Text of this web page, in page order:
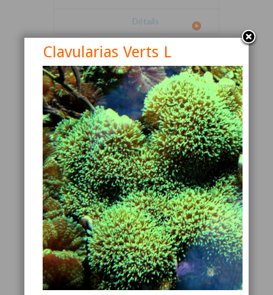
Détails
Canthigaster valentini
Détails
Clavularias Verts L